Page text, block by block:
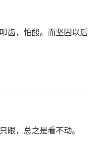
，怕酸。而坚固以后
眼，总之是看不动。